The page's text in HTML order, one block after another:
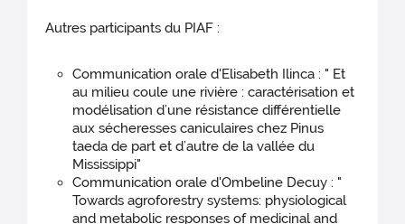
Autres participants du PIAF :
Communication orale d'Elisabeth Ilinca : " Et
au milieu coule une rivière : caractérisation et
modélisation d’une résistance différentielle
aux sécheresses caniculaires chez Pinus
taeda de part et d’autre de la vallée du
Mississippi"
Communication orale d'Ombeline Decuy : "
Towards agroforestry systems: physiological
and metabolic responses of medicinal and